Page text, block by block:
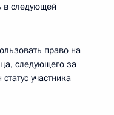
в следующей
право на
следующего за
участника